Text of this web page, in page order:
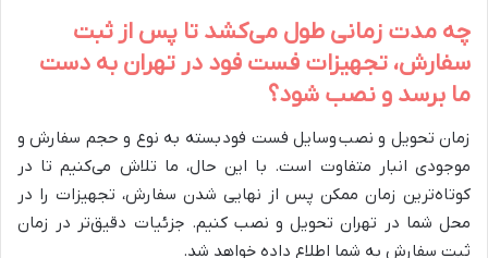
چه مدت زمانی طول می‌کشد تا پس از ثبت
سفارش، تجهیزات فست فود در تهران به دست
ما برسد و نصب شود؟
زمان تحویل و نصب وسایل فست فود بسته به نوع و حجم سفارش و
موجودی انبار متفاوت است. با این حال، ما تلاش می‌کنیم تا در
کوتاه‌ترین زمان ممکن پس از نهایی شدن سفارش، تجهیزات را در
محل شما در تهران تحویل و نصب کنیم. جزئیات دقیق‌تر در زمان
ثبت سفارش به شما اطلاع داده خواهد شد.